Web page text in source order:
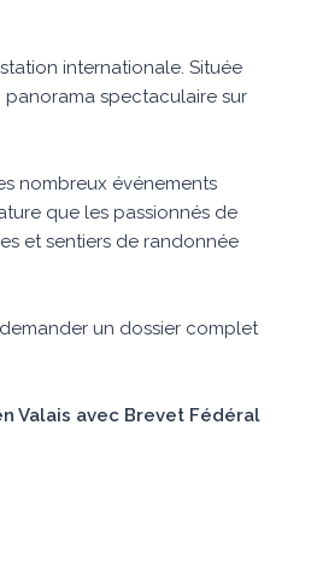
internationale. Située
panorama spectaculaire sur
nombreux événements
que les passionnés de
et sentiers de randonnée
un dossier complet
Valais avec Brevet Fédéral